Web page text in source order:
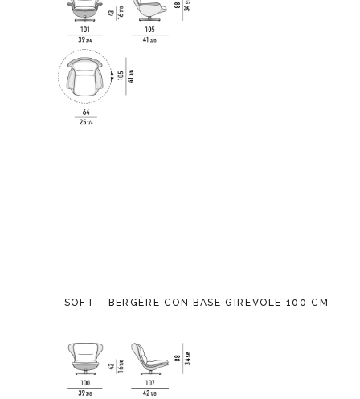
SOFT - BERGÈRE CON BASE GIREVOLE 100 CM